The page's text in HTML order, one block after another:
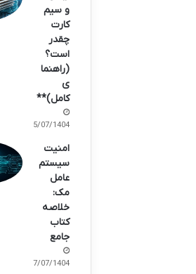
و سیم
کارت
چقدر
است؟
(راهنما
ی
کامل)**
25/07/1404
امنیت
سیستم
عامل
مک:
خلاصه
کتاب
جامع
17/07/1404